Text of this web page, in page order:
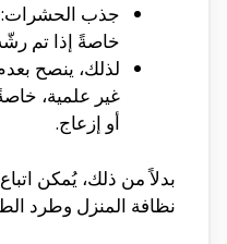
جذب الحشرات:
خاصةً إذا تم
لذلك، ينصح
غير علمية،
أو إزعاج.
بدلاً من ذلك، يُمكن
نظافة المنزل وطرد